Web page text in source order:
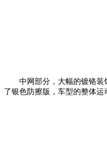
中网部分，大幅的镀铬装
了银色防擦版，车型的整体